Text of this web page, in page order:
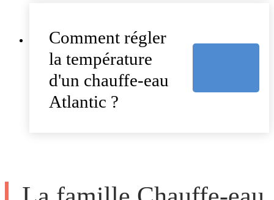
Comment régler
la température
d'un chauffe-eau
Atlantic ?